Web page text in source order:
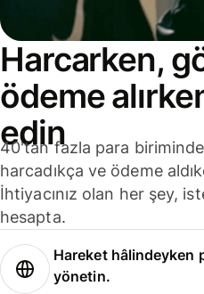
Harcarken,
ödeme
edin
40'tan fazla para
harcadıkça ve ödeme
İhtiyacınız olan her şey,
hesapta.
Hareket hâlindeyken
yönetin.